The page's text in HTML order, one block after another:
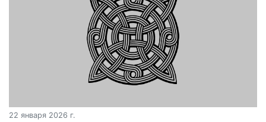
22 января 2026 г.